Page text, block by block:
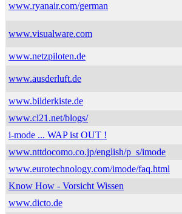
www.ryanair.com/german
www.visualware.com
www.netzpiloten.de
www.ausderluft.de
www.bilderkiste.de
www.cl21.net/blogs/
i-mode ... WAP ist OUT !
www.nttdocomo.co.jp/english/p_s/imode
www.eurotechnology.com/imode/faq.html
Know How - Vorsicht Wissen
www.dicto.de